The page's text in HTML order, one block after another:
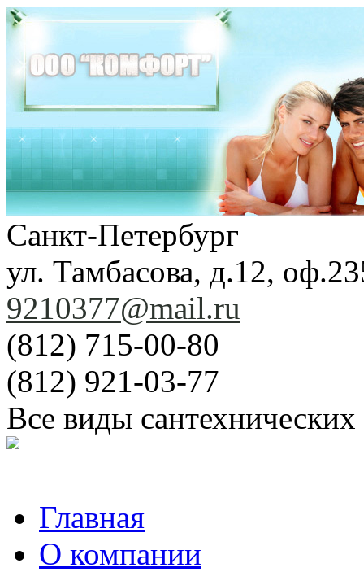
Санкт-Петербург
ул. Тамбасова, д.12,
9210377@mail.ru
(812) 715-00-80
(812) 921-03-77
Все виды
Главная
О компании